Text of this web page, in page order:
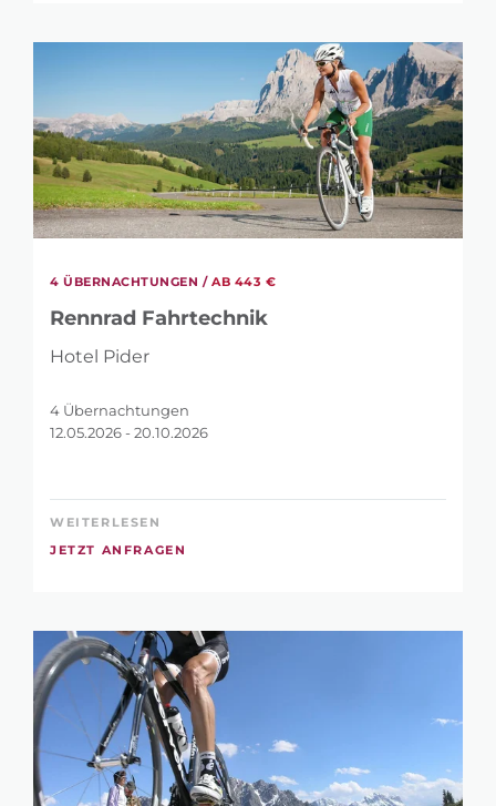
4 ÜBERNACHTUNGEN / AB 443 €
Rennrad Fahrtechnik
Hotel Pider
4 Übernachtungen
12.05.2026 - 20.10.2026
WEITERLESEN
JETZT ANFRAGEN